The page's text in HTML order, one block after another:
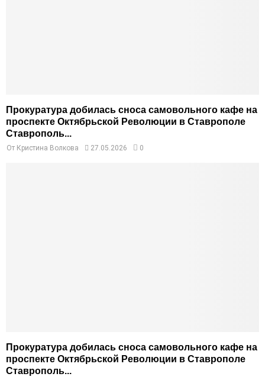
Прокуратура добилась сноса самовольного кафе на
проспекте Октябрьской Революции в Ставрополе
Ставрополь...
От Кристина Волкова 27.05.2026 0
Прокуратура добилась сноса самовольного кафе на
проспекте Октябрьской Революции в Ставрополе
Ставрополь...